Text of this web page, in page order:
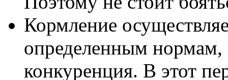
Кормление
определенным нормам,
конкуренция. В этот